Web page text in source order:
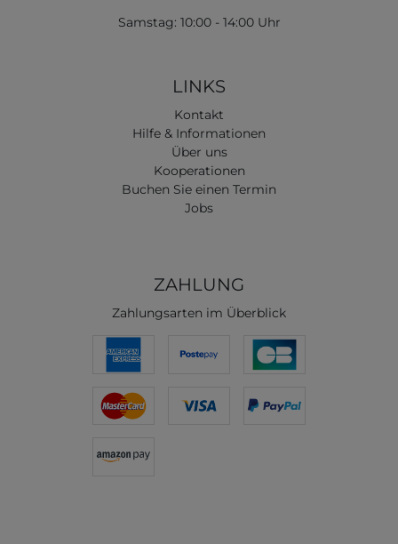
Samstag: 10:00 - 14:00 Uhr
LINKS
Kontakt
Hilfe & Informationen
Über uns
Kooperationen
Buchen Sie einen Termin
Jobs
ZAHLUNG
Zahlungsarten im Überblick